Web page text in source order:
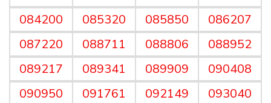
084200
085320 085850
086207
087220
088711 088806
088952
089217
089341 089909
090408
090950
091761 092149
093040